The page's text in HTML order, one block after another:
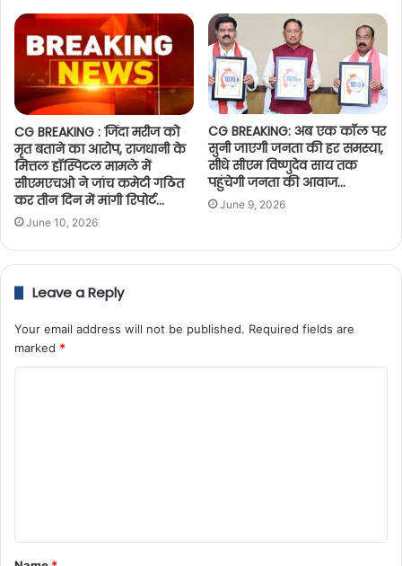
CG BREAKING : जिंदा मरीज को
मृत बताने का आरोप, राजधानी के
मित्तल हॉस्पिटल मामले में
सीएमएचओ ने जांच कमेटी गठित
कर तीन दिन में मांगी रिपोर्ट…
June 10, 2026
CG BREAKING: अब एक कॉल पर
सुनी जाएगी जनता की हर समस्या,
सीधे सीएम विष्णुदेव साय तक
पहुंचेगी जनता की आवाज…
June 9, 2026
Leave a Reply
Your email address will not be published. Required fields are
marked *